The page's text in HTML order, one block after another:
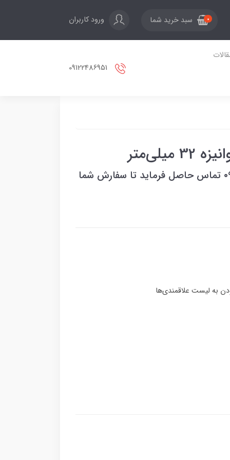
0 سبد خرید شما ورود کاربران
بعد از ثبت سفارس باشماره ۰۹۱۲۲۴۸۶۹۵۱ تماس حاصل فرماید تا سفارش شما